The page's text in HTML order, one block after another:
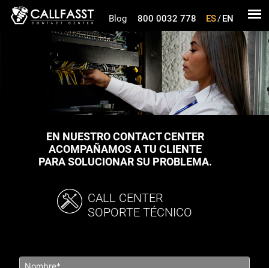
Blog 800 0032 778 ES/EN
EN NUESTRO CONTACT CENTER
ACOMPAÑAMOS A TU CLIENTE
PARA SOLUCIONAR SU PROBLEMA.
CALL CENTER
SOPORTE TÉCNICO